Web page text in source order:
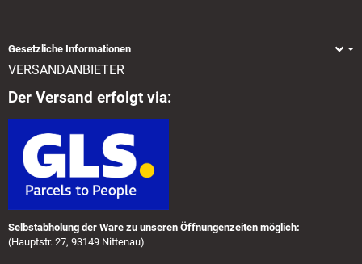
Gesetzliche Informationen
VERSANDANBIETER
Der Versand erfolgt via:
Selbstabholung der Ware zu unseren Öffnungenzeiten möglich:
(Hauptstr. 27, 93149 Nittenau)